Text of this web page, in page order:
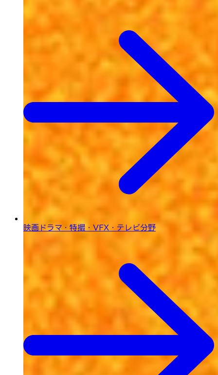
映画ドラマ・特撮・ VFX・テレビ分野